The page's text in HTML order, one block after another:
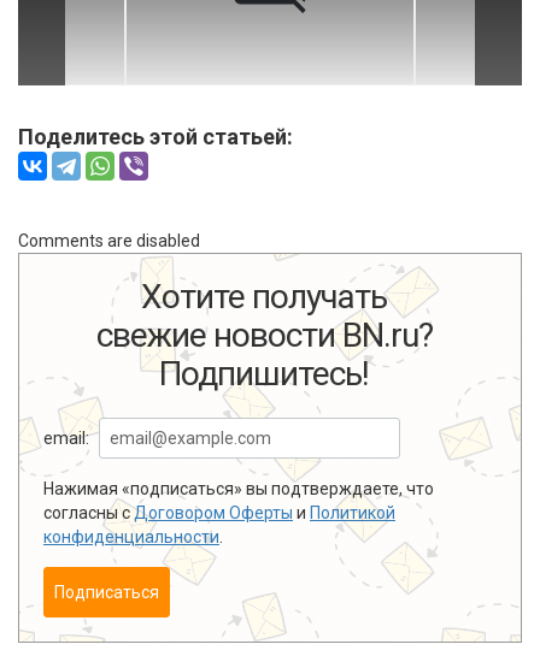
Поделитесь этой статьей:
Comments are disabled
Хотите получать
свежие новости BN.ru?
Подпишитесь!
email:
Нажимая «подписаться» вы подтверждаете, что
согласны сДоговором Оферты и Политикой
конфиденциальности
Подписаться